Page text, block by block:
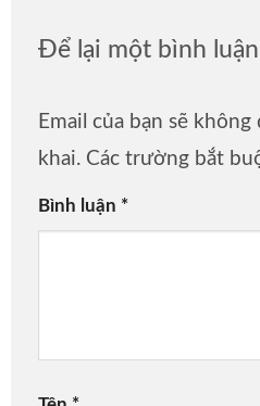
Để lại một bình luận
Email của bạn sẽ
khai. Các trường bắt
Bình luận *